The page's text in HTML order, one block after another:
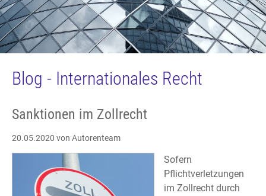
Blog - Internationales Recht
Sanktionen im Zollrecht
20.05.2020 von Autorenteam
Sofern
Pflichtverletzungen
im Zollrecht durch